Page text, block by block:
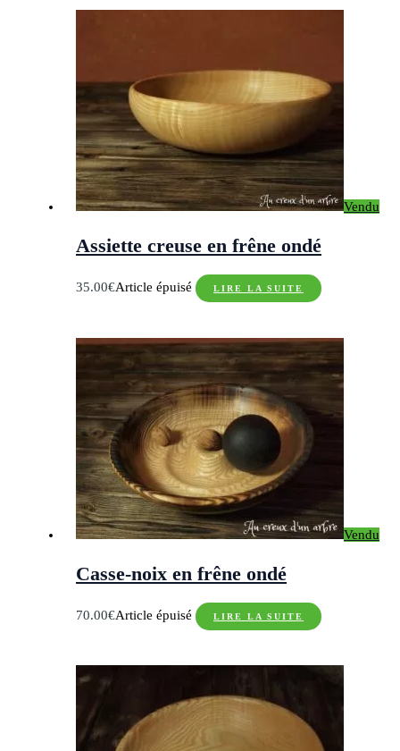
Vendu
Assiette creuse en frêne ondé
35.00€Article épuisé LIRE LA SUITE
Vendu
Casse-noix en frêne ondé
70.00€Article épuisé LIRE LA SUITE